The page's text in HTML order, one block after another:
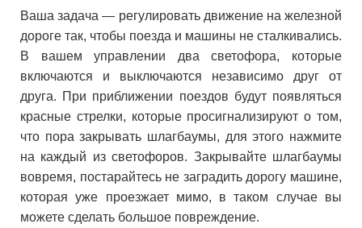
Ваша задача — регулировать движение на железной
дороге так, чтобы поезда и машины не сталкивались.
В вашем управлении два светофора, которые
включаются и выключаются независимо друг от
друга. При приближении поездов будут появляться
красные стрелки, которые просигнализируют о том,
что пора закрывать шлагбаумы, для этого нажмите
на каждый из светофоров. Закрывайте шлагбаумы
вовремя, постарайтесь не заградить дорогу машине,
которая уже проезжает мимо, в таком случае вы
можете сделать большое повреждение.